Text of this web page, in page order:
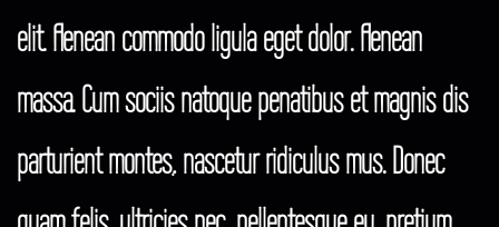
elit. Aenean commodo ligula eget dolor. Aenean
massa. Cum sociis natoque penatibus et magnis dis
parturient montes, nascetur ridiculus mus. Donec